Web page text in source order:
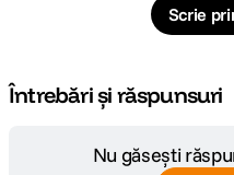
videoclipuri si grafica de o claritate
Scrie
Întrebări și răspunsuri
Nu găsești